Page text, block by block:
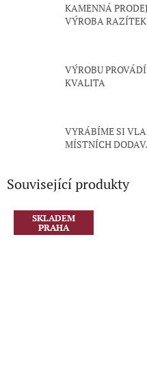
KAMENNÁ
VÝROBA
VÝROBU
KVALITA
VYRÁBÍME SI
MÍSTNÍCH
Související produkty
SKLADEM
PRAHA